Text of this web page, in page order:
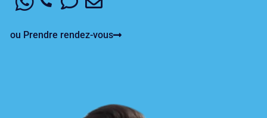
ou Prendre rendez-vous